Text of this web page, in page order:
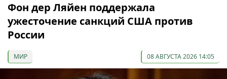
Фон дер Ляйен поддержала
ужесточение санкций США против
России
МИР 08 АВГУСТА 2026 14:05